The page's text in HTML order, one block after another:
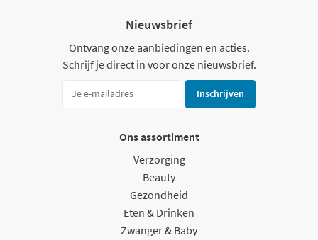
Nieuwsbrief
Ontvang onze aanbiedingen en acties.
Schrijf je direct in voor onze nieuwsbrief.
Inschrijven
Ons assortiment
Verzorging
Beauty
Gezondheid
Eten & Drinken
Zwanger & Baby